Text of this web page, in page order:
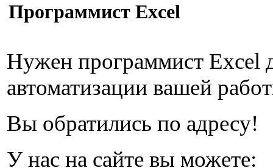
Программист Excel
Нужен программист Excel
автоматизации вашей
Вы обратились по адресу!
У нас на сайте вы можете: